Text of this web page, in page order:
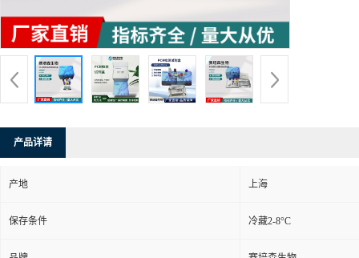
产品详请
产地 上海
保存条件 冷藏2-8°C